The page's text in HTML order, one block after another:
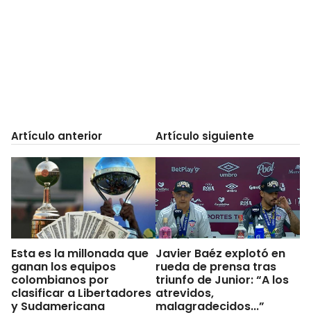
Artículo anterior
Esta es la millonada que
ganan los equipos
colombianos por
clasificar a Libertadores
y Sudamericana
Artículo siguiente
Javier Baéz explotó en
rueda de prensa tras
triunfo de Junior: “A los
atrevidos,
malagradecidos...”